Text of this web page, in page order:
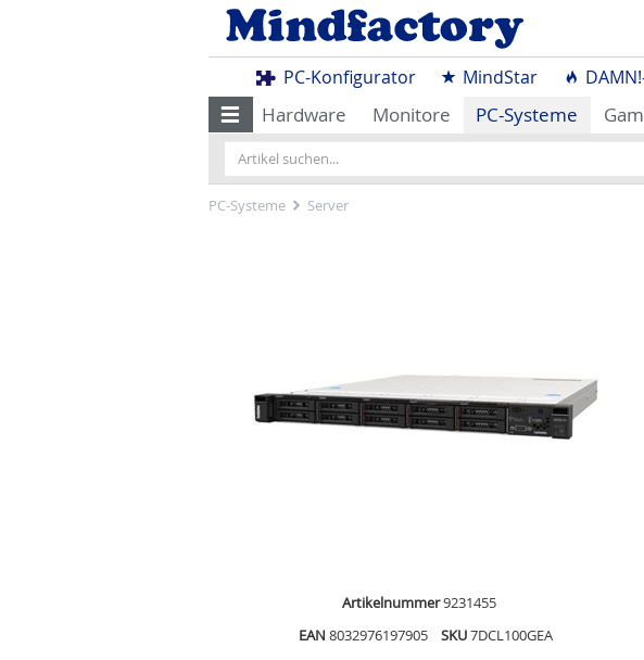
PC-Konfigurator MindStar
Hardware Monitore PC-Systeme
PC-Systeme Server
Artikelnummer9231455
EAN 8032976197905 SKU7DCL100GEA